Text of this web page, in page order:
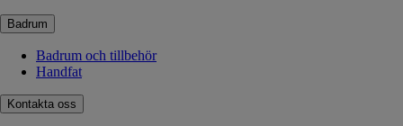
Badrum
Badrum och tillbehör
Handfat
Kontakta oss